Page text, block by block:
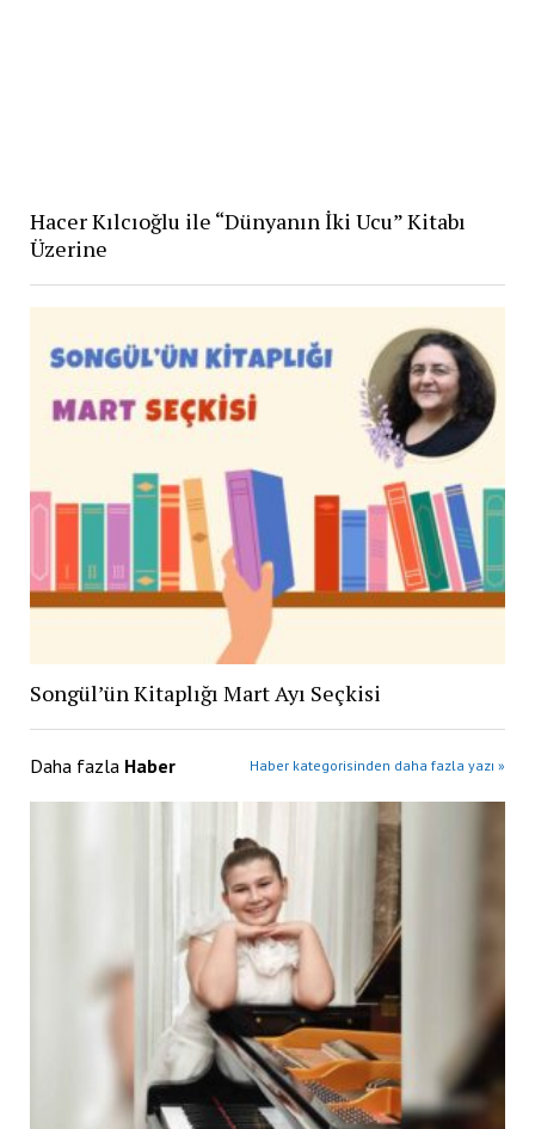
Hacer Kılcıoğlu ile “Dünyanın İki Ucu” Kitabı
Üzerine
Songül’ün Kitaplığı Mart Ayı Seçkisi
Daha fazla Haber Haber kategorisinden daha fazla yazı »